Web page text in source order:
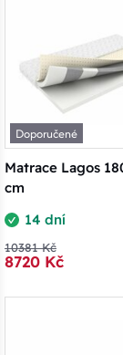
Doporučené
Matrace Lagos
cm
14 dní
10381 Kč
8720 Kč